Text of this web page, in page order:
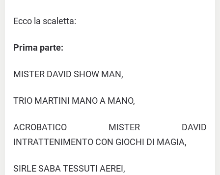
Ecco la scaletta:
Prima parte:
MISTER DAVID SHOW MAN,
TRIO MARTINI MANO A MANO,
ACROBATICO MISTER DAVID
INTRATTENIMENTO CON GIOCHI DI MAGIA,
SIRLE SABA TESSUTI AEREI,